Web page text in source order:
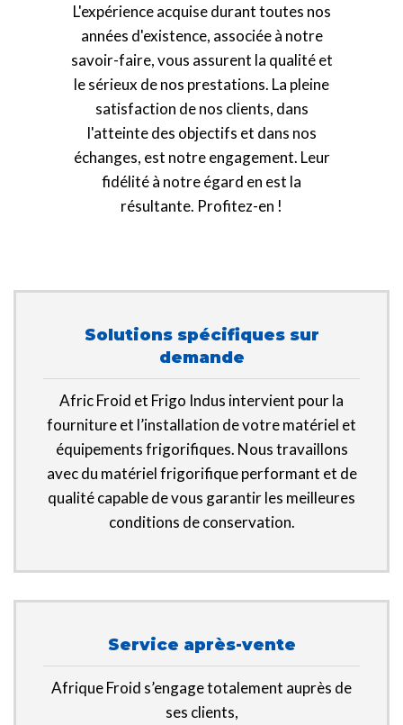
L'expérience acquise durant toutes nos
années d'existence, associée à notre
savoir-faire, vous assurent la qualité et
le sérieux de nos prestations. La pleine
satisfaction de nos clients, dans
l'atteinte des objectifs et dans nos
échanges, est notre engagement. Leur
fidélité à notre égard en est la
résultante. Profitez-en !
Solutions spécifiques sur
demande
Afric Froid et Frigo Indus intervient pour la
fourniture et l’installation de votre matériel et
équipements frigorifiques. Nous travaillons
avec du matériel frigorifique performant et de
qualité capable de vous garantir les meilleures
conditions de conservation.
Service après-vente
Afrique Froid s’engage totalement auprès de
ses clients,